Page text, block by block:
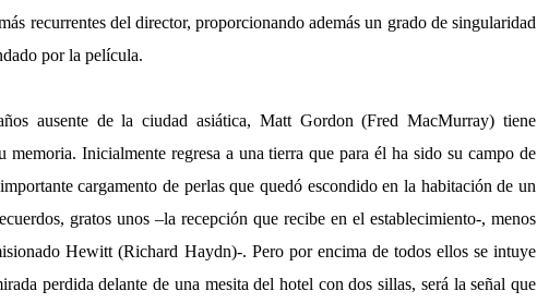
recurrentes del director, proporcionando además un grado de singularidad
por la película.
ausente de la ciudad asiática, Matt Gordon (Fred MacMurray) tiene
memoria. Inicialmente regresa a una tierra que para él ha sido su campo de
cargamento de perlas que quedó escondido en la habitación de un
gratos unos –la recepción que recibe en el establecimiento-, menos
Hewitt (Richard Haydn)-. Pero por encima de todos ellos se intuye
perdida delante de una mesita del hotel con dos sillas, será la señal que